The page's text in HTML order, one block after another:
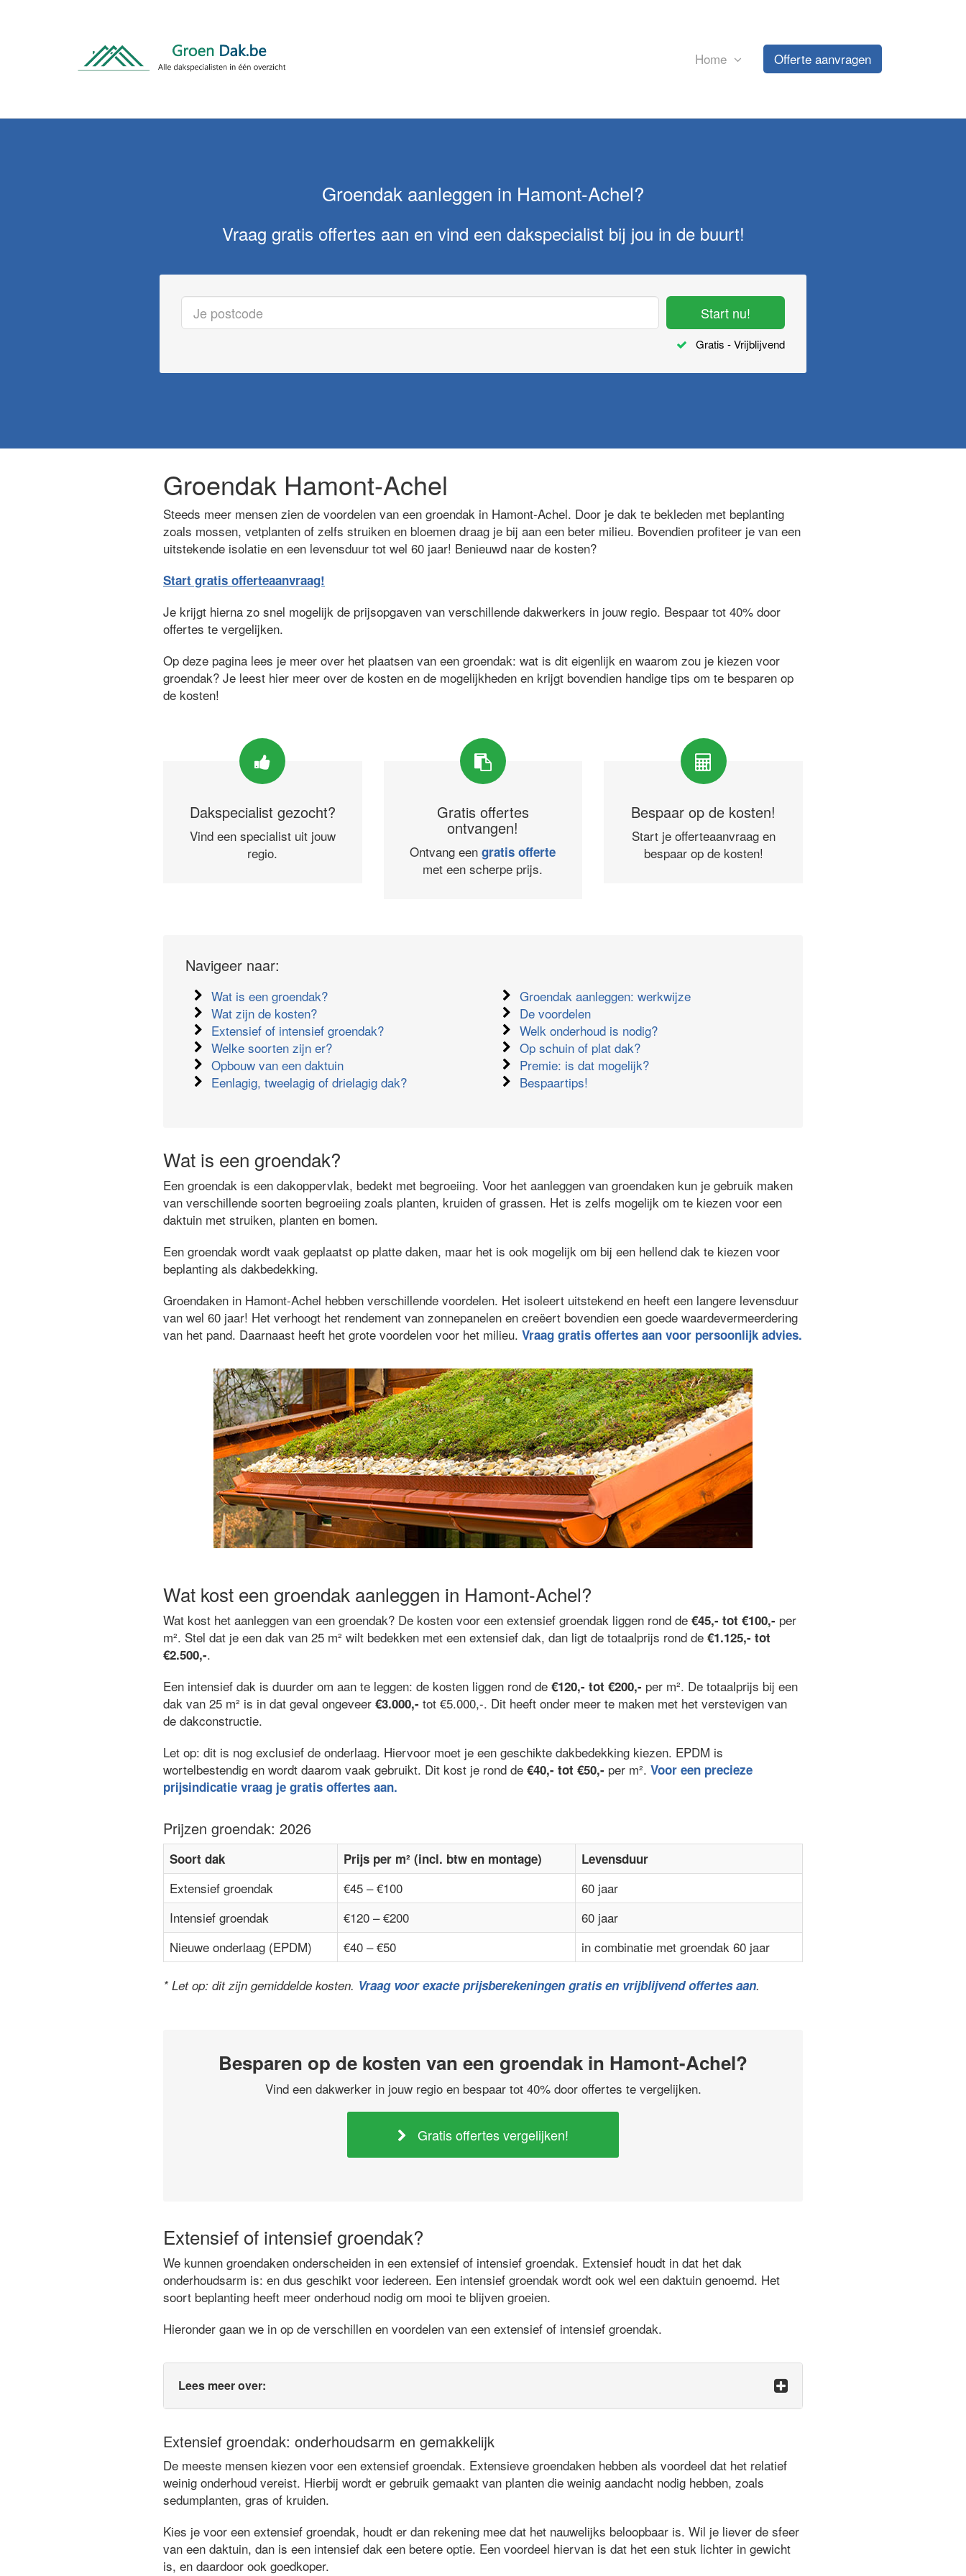
Home Offerte aanvragen
Groendak aanleggen in Hamont-Achel?
Vraag gratis offertes aan en vind een dakspecialist bij jou in de buurt!
Start nu!
Gratis - Vrijblijvend
Groendak Hamont-Achel
Steeds meer mensen zien de voordelen van een groendak in Hamont-Achel. Door je dak te bekleden met beplanting
zoals mossen, vetplanten of zelfs struiken en bloemen draag je bij aan een beter milieu. Bovendien profiteer je van een
uitstekende isolatie en een levensduur tot wel 60 jaar! Benieuwd naar de kosten?
Start gratis offerteaanvraag!
Je krijgt hierna zo snel mogelijk de prijsopgaven van verschillende dakwerkers in jouw regio. Bespaar tot 40% door
offertes te vergelijken.
Op deze pagina lees je meer over het plaatsen van een groendak: wat is dit eigenlijk en waarom zou je kiezen voor
groendak? Je leest hier meer over de kosten en de mogelijkheden en krijgt bovendien handige tips om te besparen op
de kosten!
Dakspecialist gezocht?
Vind een specialist uit jouw
regio.
Gratis offertes
ontvangen!
Ontvang eengratis offerte
met een scherpe prijs.
Bespaar op de kosten!
Start je offerteaanvraag en
bespaar op de kosten!
Navigeer naar:
Wat is een groendak?
Wat zijn de kosten?
Extensief of intensief groendak?
Welke soorten zijn er?
Opbouw van een daktuin
Eenlagig, tweelagig of drielagig dak?
Groendak aanleggen: werkwijze
De voordelen
Welk onderhoud is nodig?
Op schuin of plat dak?
Premie: is dat mogelijk?
Bespaartips!
Wat is een groendak?
Een groendak is een dakoppervlak, bedekt met begroeiing. Voor het aanleggen van groendaken kun je gebruik maken
van verschillende soorten begroeiing zoals planten, kruiden of grassen. Het is zelfs mogelijk om te kiezen voor een
daktuin met struiken, planten en bomen.
Een groendak wordt vaak geplaatst op platte daken, maar het is ook mogelijk om bij een hellend dak te kiezen voor
beplanting als dakbedekking.
Groendaken in Hamont-Achel hebben verschillende voordelen. Het isoleert uitstekend en heeft een langere levensduur
van wel 60 jaar! Het verhoogt het rendement van zonnepanelen en creëert bovendien een goede waardevermeerdering
van het pand. Daarnaast heeft het grote voordelen voor het milieu. Vraag gratis offertes aan voor persoonlijk advies.
Wat kost een groendak aanleggen in Hamont-Achel?
Wat kost het aanleggen van een groendak? De kosten voor een extensief groendak liggen rond de €45,- tot €100,- per
m². Stel dat je een dak van 25 m² wilt bedekken met een extensief dak, dan ligt de totaalprijs rond de €1.125,- tot
€2.500,-.
Een intensief dak is duurder om aan te leggen: de kosten liggen rond de €120,- tot €200,- per m². De totaalprijs bij een
dak van 25 m² is in dat geval ongeveer €3.000,- tot €5.000,-. Dit heeft onder meer te maken met het verstevigen van
de dakconstructie.
Let op: dit is nog exclusief de onderlaag. Hiervoor moet je een geschikte dakbedekking kiezen. EPDM is
wortelbestendig en wordt daarom vaak gebruikt. Dit kost je rond de €40,- tot €50,- per m². Voor een precieze
prijsindicatie vraag je gratis offertes aan.
Prijzen groendak: 2026
Soort dak Prijs per m² (incl. btw en montage) Levensduur
Extensief groendak €45 – €100
60 jaar
Intensief groendak
€120 – €200
60 jaar
Nieuwe onderlaag (EPDM)
€40 – €50 in combinatie met groendak 60 jaar
* Let op: dit zijn gemiddelde kosten. Vraag voor exacte prijsberekeningen gratis en vrijblijvend offertes aan.
Besparen op de kosten van een groendak in Hamont-Achel?
Vind een dakwerker in jouw regio en bespaar tot 40% door offertes te vergelijken.
Gratis offertes vergelijken!
Extensief of intensief groendak?
We kunnen groendaken onderscheiden in een extensief of intensief groendak. Extensief houdt in dat het dak
onderhoudsarm is: en dus geschikt voor iedereen. Een intensief groendak wordt ook wel een daktuin genoemd. Het
soort beplanting heeft meer onderhoud nodig om mooi te blijven groeien.
Hieronder gaan we in op de verschillen en voordelen van een extensief of intensief groendak.
Lees meer over:
Extensief groendak: onderhoudsarm en gemakkelijk
De meeste mensen kiezen voor een extensief groendak. Extensieve groendaken hebben als voordeel dat het relatief
weinig onderhoud vereist. Hierbij wordt er gebruik gemaakt van planten die weinig aandacht nodig hebben, zoals
sedumplanten, gras of kruiden.
Kies je voor een extensief groendak, houdt er dan rekening mee dat het nauwelijks beloopbaar is. Wil je liever de sfeer
van een daktuin, dan is een intensief dak een betere optie. Een voordeel hiervan is dat het een stuk lichter in gewicht
is, en daardoor ook goedkoper.